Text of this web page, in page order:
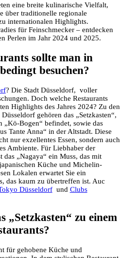
eine breite kulinarische Vielfalt,
über traditionelle regionale
internationalen Highlights.
für Feinschmecker – entdecken
Perlen im Jahr 2024 und 2025.
sollte man in
besuchen?
? Die Stadt Düsseldorf, voller
Doch welche Restaurants
Highlights des Jahres 2024? Zu den
gehören das „Setzkasten“,
„Kö-Bogen“ befindet, sowie das
Tante Anna“ in der Altstadt. Diese
nur exzellentes Essen, sondern auch
Ambiente. Für Liebhaber der
das „Nagaya“ ein Muss, das mit
Küche und Michelin-
Lokalen erwartet Sie ein
das kaum zu übertreffen ist. Auc
Düsseldorfund Clubs
„Setzkasten“ zu einem
für gehobene Küche und